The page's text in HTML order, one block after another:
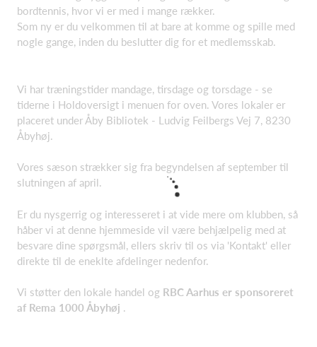
bordtennis, hvor vi er med i mange rækker.
Som ny er du velkommen til at bare at komme og spille med
nogle gange, inden du beslutter dig for et medlemsskab.
Vi har træningstider mandage, tirsdage og torsdage - se
tiderne i Holdoversigt i menuen for oven. Vores lokaler er
placeret under Åby Bibliotek - Ludvig Feilbergs Vej 7, 8230
Åbyhøj.
Vores sæson strækker sig fra begyndelsen af september til
slutningen af april.
Er du nysgerrig og interesseret i at vide mere om klubben, så
håber vi at denne hjemmeside vil være behjælpelig med at
besvare dine spørgsmål, ellers skriv til os via 'Kontakt' eller
direkte til de eneklte afdelinger nedenfor.
Vi støtter den lokale handel og RBC Aarhus er sponsoreret
af Rema 1000 Åbyhøj .